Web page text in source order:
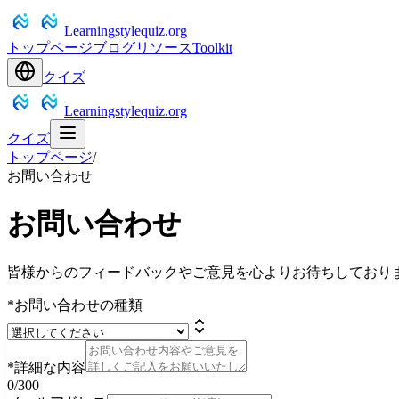
Learningstylequiz.org
トップページブログリソースToolkit
クイズ
Learningstylequiz.org
クイズ
トップページ/
お問い合わせ
お問い合わせ
皆様からのフィードバックやご意見を心よりお待ちしており
*お問い合わせの種類
*詳細な内容
0/300